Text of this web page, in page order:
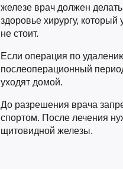
железе врач должен
здоровье хирургу,
не стоит.
Если операция по
послеоперационный
уходят домой.
До разрешения врача
спортом. После лечения
щитовидной железы.